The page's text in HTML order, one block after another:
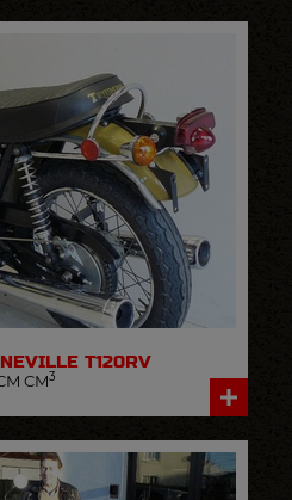
T120RV
CM3
DÉTAILLÉE
DÉTAILLÉE